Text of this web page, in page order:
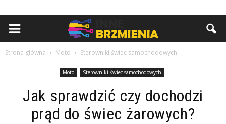
Strona główna Moto Sterowniki świec samochodowych
Moto Sterowniki świec samochodowych
Jak sprawdzić czy dochodzi
prąd do świec żarowych?